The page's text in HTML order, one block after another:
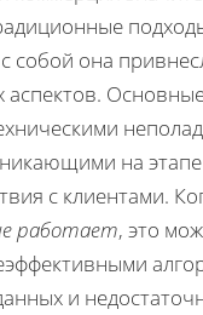
собой она
на этапе
с клиентами.
работает, это
и